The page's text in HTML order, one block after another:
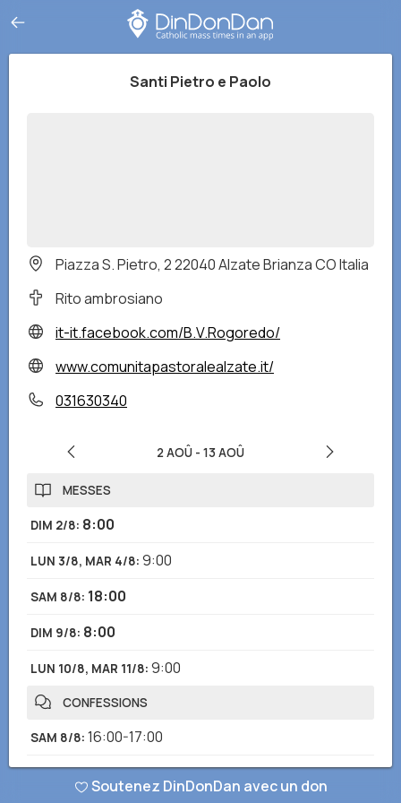
Santi Pietro e Paolo
Piazza S. Pietro, 2 22040 Alzate Brianza CO Italia
Rito ambrosiano
it-it.facebook.com/B.V.Rogoredo/
www.comunitapastoralealzate.it/
031630340
2 AOÛ - 13 AOÛ
MESSES
DIM 2/8: 8:00
LUN 3/8, MAR 4/8: 9:00
SAM 8/8: 18:00
DIM 9/8: 8:00
LUN 10/8, MAR 11/8: 9:00
CONFESSIONS
SAM 8/8: 16:00-17:00
Remarques:Fissando un appuntamento con i
Soutenez DinDonDan avec un don